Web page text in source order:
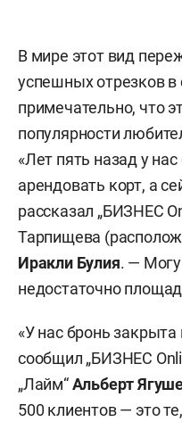
В мире этот вид
успешных отрезков в
примечательно, что
популярности
«Лет пять назад у
арендовать корт, а
рассказал „БИЗНЕС
Тарпищева
Иракли Булия. — Могу
недостаточно
«У нас бронь
сообщил „БИЗНЕС
„Лайм“Альберт
500 клиентов — это